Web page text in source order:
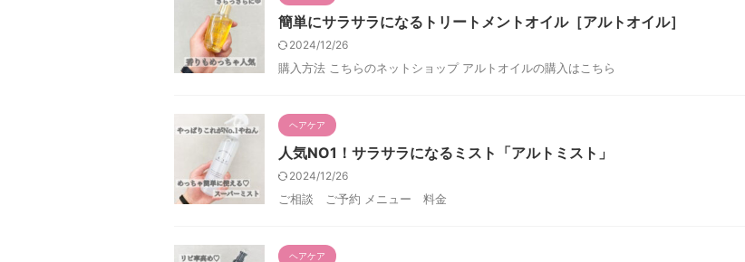
簡単にサラサラになるトリートメントオイル［アルトオイル］
2024/12/26
購入方法 こちらのネットショップ アルトオイルの購入はこちら
ヘアケア
人気NO1！サラサラになるミスト「アルトミスト」
2024/12/26
ご相談 ご予約 メニュー 料金
ヘアケア